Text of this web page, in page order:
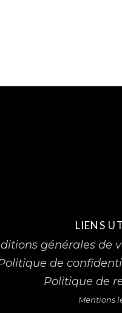
LIENS
générales de
de
Politique de
Mentions